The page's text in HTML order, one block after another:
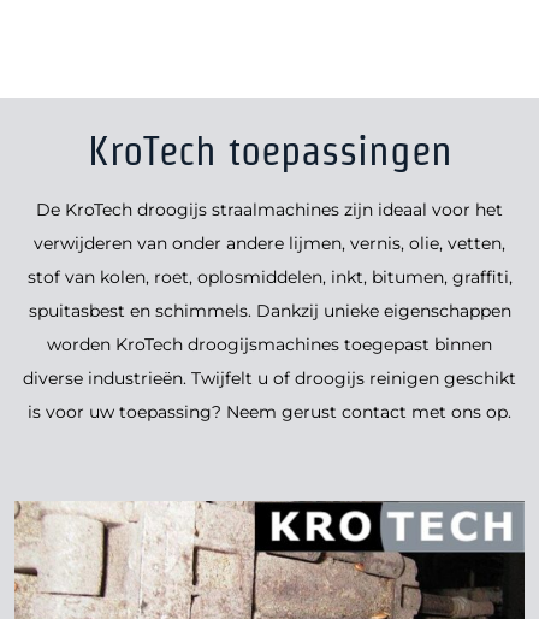
KroTech toepassingen
De KroTech droogijs straalmachines zijn ideaal voor het
verwijderen van onder andere lijmen, vernis, olie, vetten,
stof van kolen, roet, oplosmiddelen, inkt, bitumen, graffiti,
spuitasbest en schimmels. Dankzij unieke eigenschappen
worden KroTech droogijsmachines toegepast binnen
diverse industrieën. Twijfelt u of droogijs reinigen geschikt
is voor uw toepassing? Neem gerust contact met ons op.